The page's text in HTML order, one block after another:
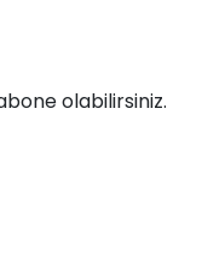
olabilirsiniz.